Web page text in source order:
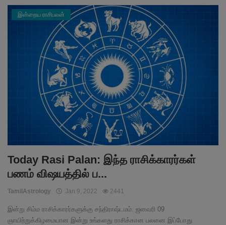
இன்றைய ராசிபலன்
Today Rasi Palan: இந்த ராசிக்காரர்கள்
பணம் விஷயத்தில் ப...
TamilAstrology Jan 9, 2022 2441
இன்று சிம்ம ராசிக்காரர்களுக்கு சந்திராஷ்டமம். ஜனவரி 09
ஞாயிற்றுக்கிழமையான இன்று உங்களது ராசிக்கான பலனை இப்போது